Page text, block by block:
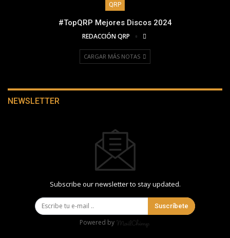
QRP
#TopQRP Mejores Discos 2024
REDACCIÓN QRP
CARGAR MÁS NOTAS
NEWSLETTER
Subscribe our newsletter to stay updated.
Suscríbete
Powered by